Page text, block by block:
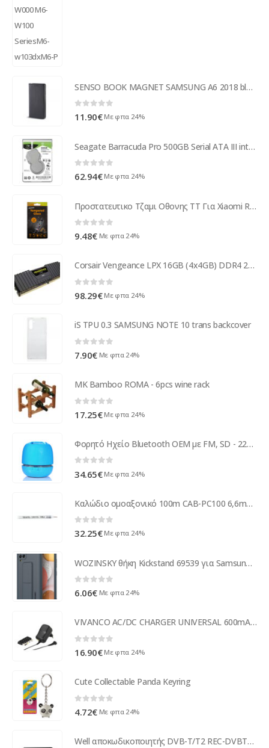
SENSO BOOK MAGNET SAMSUNG A6 2018 black
0 out of 5
11.90€ Με φπα 24%
Seagate Barracuda Pro 500GB Serial ATA III internal hard drive ST500LM034
0out of 5
62.94€ Με φπα 24%
Προστατευτικο Τζαμι Οθονης TT Για Xiaomi Redmi Note 5/Note 5 Pro
0 out of 5
9.48€ Με φπα 24%
Corsair Vengeance LPX 16GB (4x4GB) DDR4 2133 MHz CMK16GX4M4A2133C13
0 out of 5
98.29€ Με φπα 24%
iS TPU 0.3 SAMSUNG NOTE 10 trans backcover
7.90€ Με φπα 24%
MK Bamboo ROMA - 6pcs wine rack
17.25€ Με φπα 24%
Φορητό Ηχείο Bluetooth ΟΕΜ με FM, SD - 22035
34.65€ Με φπα 24%
Καλώδιο ομοαξονικό 100m CAB-PC100 6,6mm λευκό ( 29057 )
0 out of 5
32.25€ Με φπα 24%
WOZINSKY θήκη Kickstand 69539 για Samsung A42 5G, μπλε
0out of 5
6.06€ Με φπα 24%
VIVANCO AC/DC CHARGER UNIVERSAL 600mA black
0 out of 5
16.90€ Με φπα 24%
Cute Collectable Panda Keyring
0out of 5
4.72€ Με φπα 24%
Well αποκωδικοποιητής DVB-T/T2 REC-DVBT2-VISION-WL ( 14894 )